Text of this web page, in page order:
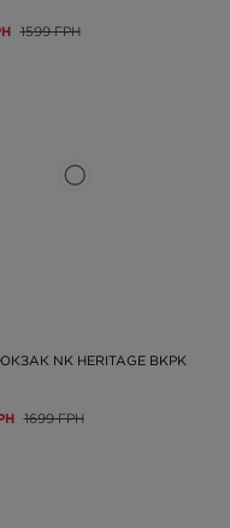
1599 ГРН
NK HERITAGE BKPK
1699 ГРН